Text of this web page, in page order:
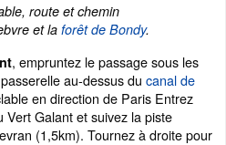
route et chemin
et la forêt de Bondy.
, empruntez le passage sous les
au-dessus du canal de
en direction de Paris Entrez
Vert Galant et suivez la piste
(1,5km). Tournez à droite pour